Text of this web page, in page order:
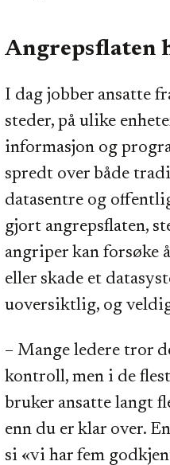
Angrepsflaten
I dag jobber ansatte
steder, på ulike
informasjon og
spredt over både
datasentre og
gjort angrepsflaten,
angriper kan forsøke
eller skade et
uoversiktlig, og
– Mange ledere tror
kontroll, men i de
bruker ansatte langt
enn du er klar over.
si «vi har fem